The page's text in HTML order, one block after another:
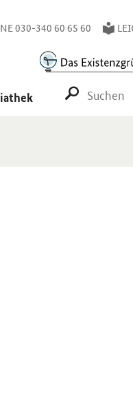
030-340 60 65 60
SUCHE